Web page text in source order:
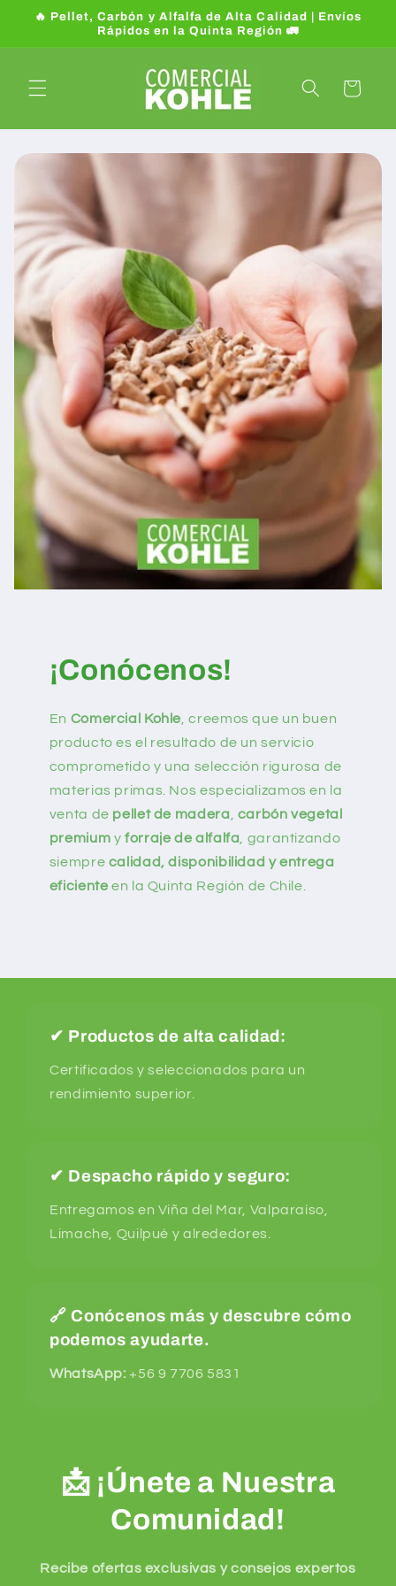
directamente
🔥 Pellet, Carbón y Alfalfa de Alta Calidad | Envíos
Rápidos en la Quinta Región 🚛
Carrito
¡Conócenos!
En Comercial Kohle , creemos que un buen
producto es el resultado de un servicio
comprometido y una selección rigurosa de
materias primas. Nos especializamos en la
venta de pellet de madera
carbón vegetal
premium yforraje de alfalfa , garantizando
siempre calidad, disponibilidad y entrega
eficiente en la Quinta Región de Chile.
✔ Productos de alta calidad:
Certificados y seleccionados para un
rendimiento superior.
✔ Despacho rápido y seguro:
Entregamos en Viña del Mar, Valparaíso,
Limache, Quilpué y alrededores.
🔗Conócenos más y descubre cómo
podemos ayudarte.
WhatsApp: +56 9 7706 5831
📩 ¡Únete a Nuestra
Comunidad!
Recibe ofertas exclusivas y consejos expertos